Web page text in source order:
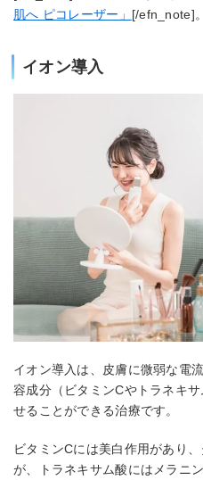
肌へ ピコレーザー」 [/efn_note]。
イオン導入
イオン導入は、皮膚に微弱な電
容成分（ビタミンCやトラネキ
せることができる治療です。
ビタミンCには美白作用があり
が、トラネキサム酸にはメラニ